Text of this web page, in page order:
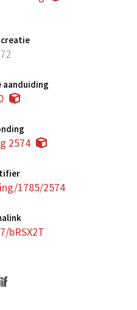
aanduiding
2574
1785/2574
bRSX2T